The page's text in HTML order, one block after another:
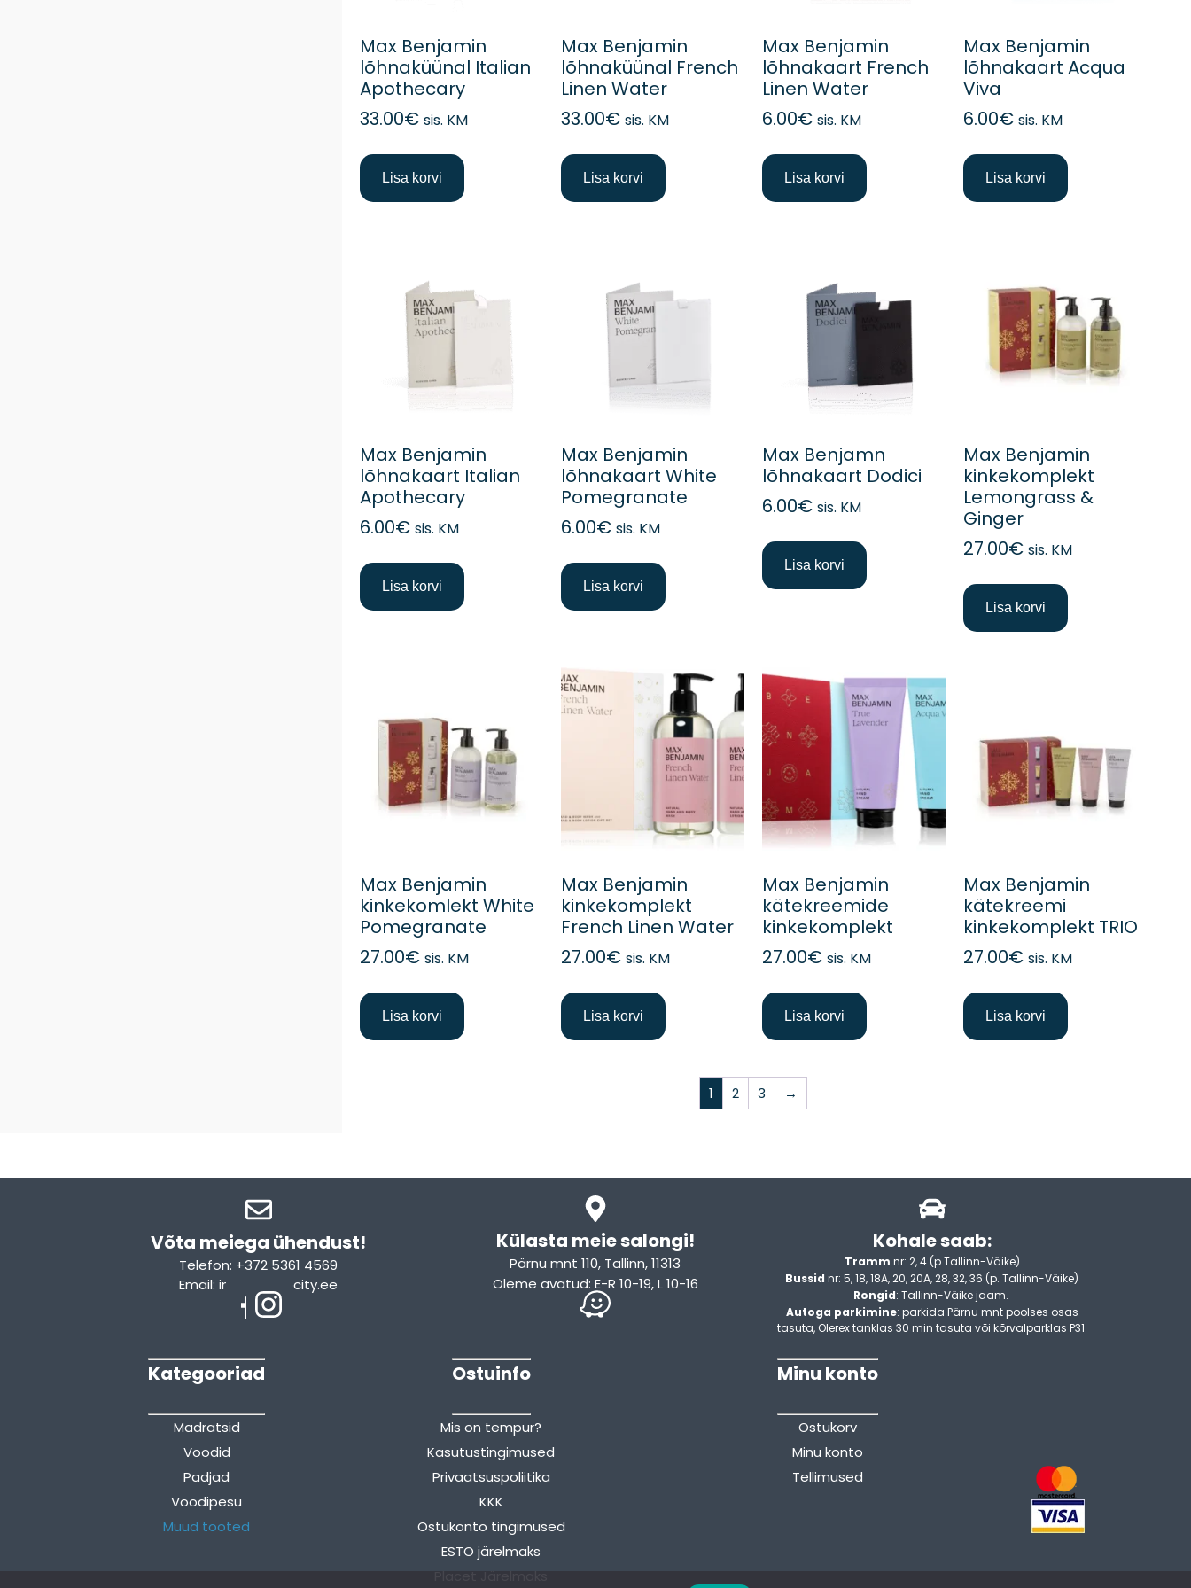
Max Benjamin
lõhnaküünal Italian
Apothecary
33.00€ sis. KM
Lisa korvi
Max Benjamin
lõhnaküünal French
Linen Water
33.00€ sis. KM
Lisa korvi
Max Benjamin
lõhnakaart French
Linen Water
6.00€ sis. KM
Lisa korvi
Max Benjamin
lõhnakaart Acqua
Viva
6.00€ sis. KM
Lisa korvi
Max Benjamin
lõhnakaart Italian
Apothecary
6.00€ sis. KM
Lisa korvi
Max Benjamin
lõhnakaart White
Pomegranate
6.00€ sis. KM
Lisa korvi
Max Benjamn
lõhnakaart Dodici
6.00€ sis. KM
Lisa korvi
Max Benjamin
kinkekomplekt
Lemongrass &
Ginger
27.00€ sis. KM
Lisa korvi
Max Benjamin
kinkekomlekt White
Pomegranate
27.00€ sis. KM
Lisa korvi
Max Benjamin
kinkekomplekt
French Linen Water
27.00€ sis. KM
Lisa korvi
Max Benjamin
kätekreemide
kinkekomplekt
27.00€ sis. KM
Lisa korvi
Max Benjamin
kätekreemi
kinkekomplekt TRIO
27.00€ sis. KM
Lisa korvi
1 2 3 →
Võta meiega ühendust!​
Telefon: +372 5361 4569
Email: info@sleepcity.ee
Külasta meie salongi!
Pärnu mnt 110, Tallinn, 11313
Oleme avatud: E-R 10-19, L 10-16
Kohale saab:
Tramm nr: 2, 4 (p.Tallinn-Väike)
Bussid nr: 5, 18, 18A, 20, 20A, 28, 32, 36 (p. Tallinn-Väike)
Rongid: Tallinn-Väike jaam.
Autoga parkimine: parkida Pärnu mnt poolses osas
tasuta, Olerex tanklas 30 min tasuta või kõrvalparklas P31
Kategooriad
Madratsid
Voodid
Padjad
Voodipesu
Muud tooted
Ostuinfo
Mis on tempur?
Kasutustingimused
Privaatsuspoliitika
KKK
Ostukonto tingimused
ESTO järelmaks
Minu konto
Ostukorv
Minu konto
Tellimused